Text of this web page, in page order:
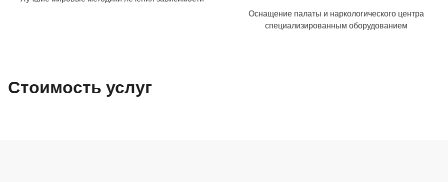
Оснащение палаты и наркологического центра
специализированным оборудованием
Стоимость услуг